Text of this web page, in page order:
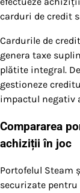
carduri de credit
Cardurile de
genera taxe
plătite integral.
gestioneze
impactul negativ
Compararea
achiziții în joc
Portofelul Steam
securizate